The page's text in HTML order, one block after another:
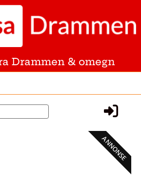
Drammen & omegn
ANNONSE